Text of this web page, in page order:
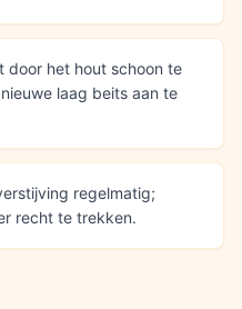
door het hout schoon te
laag beits aan te
regelmatig;
recht te trekken.